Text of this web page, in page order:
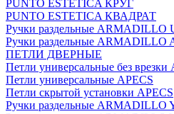
PUNTO ESTETICA КРУГ
PUNTO ESTETICA КВАДРАТ
Ручки раздельные ARMADILLO
Ручки раздельные ARMADILLO
ПЕТЛИ ДВЕРНЫЕ
Петли универсальные без врезки
Петли универсальные APECS
Петли скрытой установки APECS
Ручки раздельные